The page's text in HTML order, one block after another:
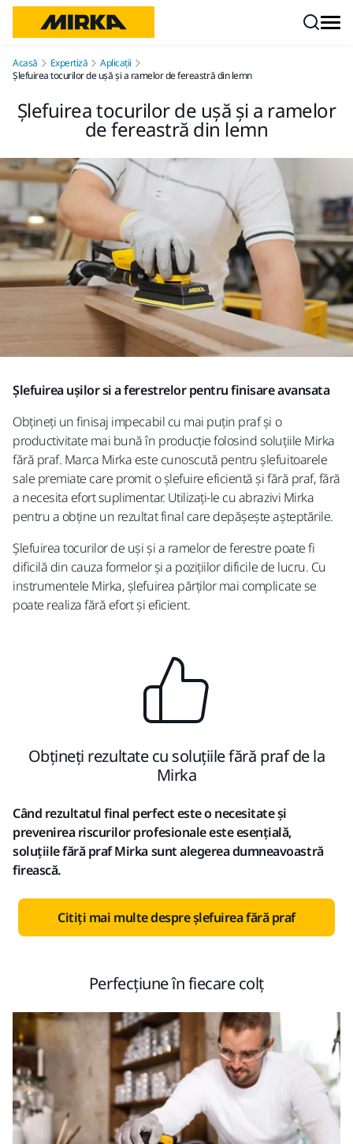
Acasă Expertiză
Aplicații
Șlefuirea tocurilor de ușă și a ramelor de fereastră din lemn
Șlefuirea tocurilor de ușă și a ramelor
de fereastră din lemn
Șlefuirea ușilor si a ferestrelor pentru finisare avansata
Obțineți un finisaj impecabil cu mai puțin praf și o
productivitate mai bună în producție folosind soluțiile Mirka
fără praf. Marca Mirka este cunoscută pentru șlefuitoarele
sale premiate care promit o șlefuire eficientă și fără praf, fără
a necesita efort suplimentar. Utilizați-le cu abrazivi Mirka
pentru a obține un rezultat final care depășește așteptările.
Șlefuirea tocurilor de uși și a ramelor de ferestre poate fi
dificilă din cauza formelor și a pozițiilor dificile de lucru. Cu
instrumentele Mirka, șlefuirea părților mai complicate se
poate realiza fără efort și eficient.
Obțineți rezultate cu soluțiile fără praf de la
Mirka
Când rezultatul final perfect este o necesitate și
prevenirea riscurilor profesionale este esențială,
soluțiile fără praf Mirka sunt alegerea dumneavoastră
firească.
Citiți mai multe despre șlefuirea fără praf
Perfecțiune în fiecare colț